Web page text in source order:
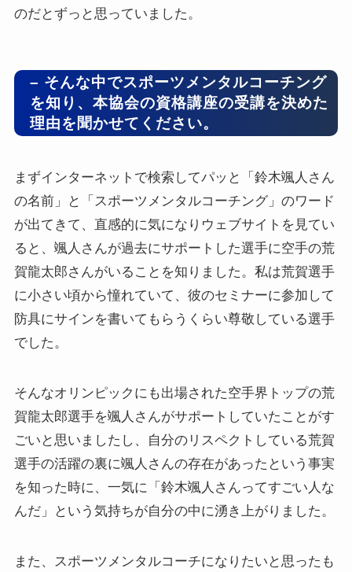
のだとずっと思っていました。
– そんな中でスポーツメンタルコーチング
を知り、本協会の資格講座の受講を決めた
理由を聞かせてください。
まずインターネットで検索してパッと「鈴木颯人さん
の名前」と「スポーツメンタルコーチング」のワード
が出てきて、直感的に気になりウェブサイトを見てい
ると、颯人さんが過去にサポートした選手に空手の荒
賀龍太郎さんがいることを知りました。私は荒賀選手
に小さい頃から憧れていて、彼のセミナーに参加して
防具にサインを書いてもらうくらい尊敬している選手
でした。
そんなオリンピックにも出場された空手界トップの荒
賀龍太郎選手を颯人さんがサポートしていたことがす
ごいと思いましたし、自分のリスペクトしている荒賀
選手の活躍の裏に颯人さんの存在があったという事実
を知った時に、一気に「鈴木颯人さんってすごい人な
んだ」という気持ちが自分の中に湧き上がりました。
また、スポーツメンタルコーチになりたいと思ったも